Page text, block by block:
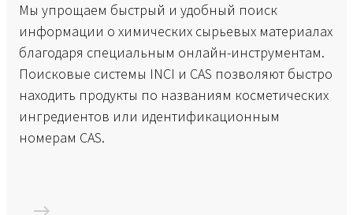
Мы упрощаем быстрый и удобный поиск
информации о химических сырьевых материалах
благодаря специальным онлайн-инструментам.
Поисковые системы INCI и CAS позволяют быстро
находить продукты по названиям косметических
ингредиентов или идентификационным
номерам CAS.